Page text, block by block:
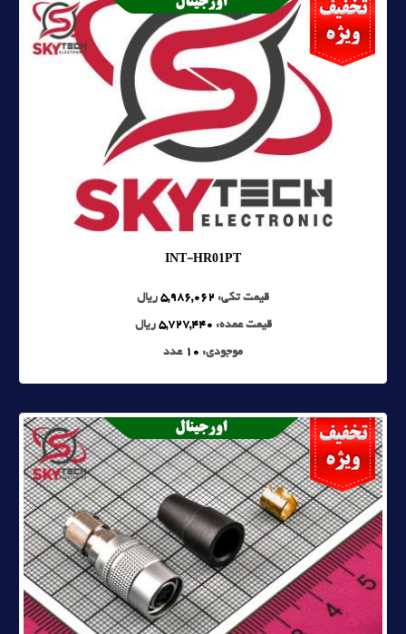
INT-HR01PT
قیمت تکی: 5,986,062 ریال
قیمت عمده: 5,727,440 ریال
موجودی: 10 عدد